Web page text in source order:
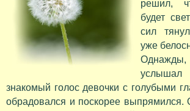
решил,
будет
сил
уже
знакомый голос девочки с голубыми
обрадовался и поскорее выпрямился.